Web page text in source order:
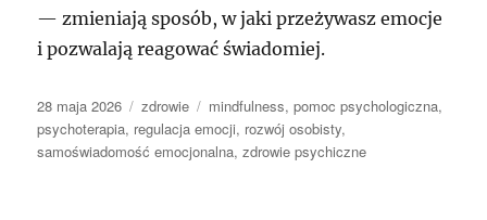
— zmieniają sposób, w jaki przeżywasz emocje
i pozwalają reagować świadomiej.
Data
publikacji
28 maja 2026 Kategorie
zdrowie Tagi
mindfulness,pomoc psychologiczna,
psychoterapia, regulacja emocji, rozwój osobisty,
samoświadomość emocjonalna,zdrowie psychiczne